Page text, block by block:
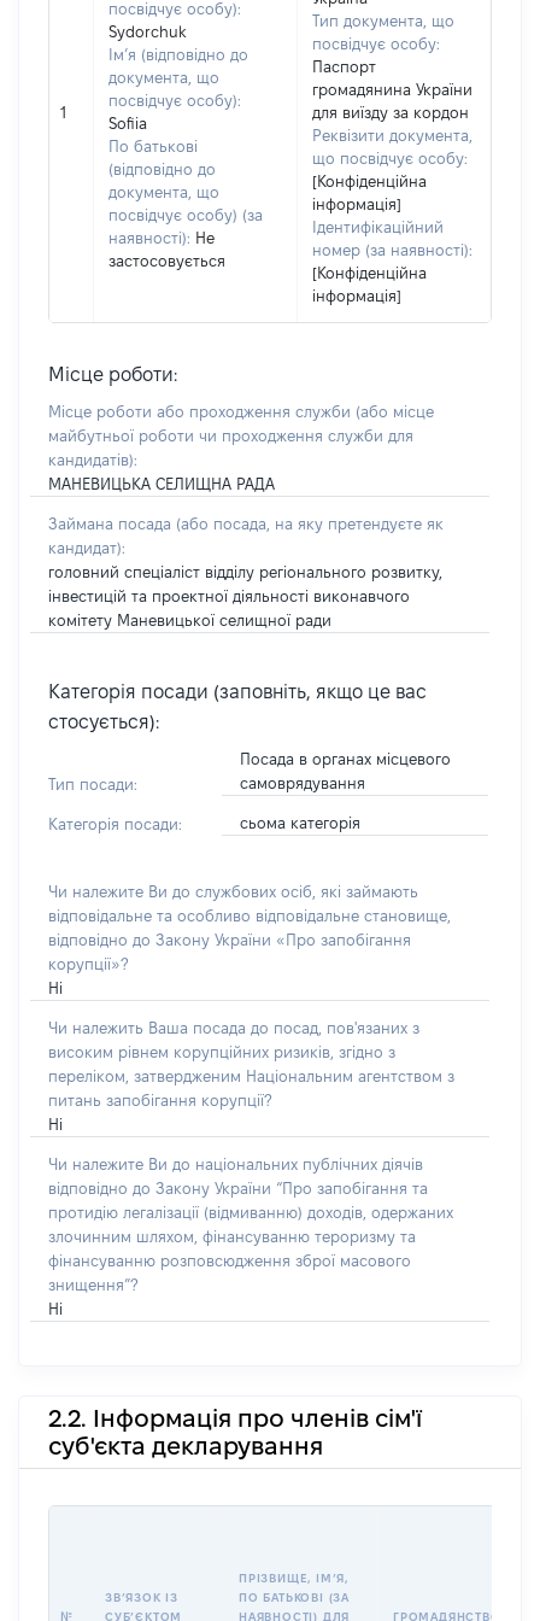
1
посвідчує особу):
Sydorchuk
Ім’я (відповідно до
документа, що
посвідчує особу):
Sofiia
По батькові
(відповідно до
документа, що
посвідчує особу) (за
наявності): Не
застосовується
Тип документа, що
посвідчує особу:
Паспорт
громадянина України
для виїзду за кордон
Реквізити документа,
що посвідчує особу:
[Конфіденційна
інформація]
Ідентифікаційний
номер (за наявності):
[Конфіденційна
інформація]
Місце роботи:
Місце роботи або проходження служби (або місце
майбутньої роботи чи проходження служби для
кандидатів):
МАНЕВИЦЬКА СЕЛИЩНА РАДА
Займана посада (або посада, на яку претендуєте як
кандидат):
головний спеціаліст відділу регіонального розвитку,
інвестицій та проектної діяльності виконавчого
комітету Маневицької селищної ради
Категорія посади (заповніть, якщо це вас
стосується):
Тип посади:
Посада в органах місцевого
самоврядування
Категорія посади: сьома категорія
Чи належите Ви до службових осіб, які займають
відповідальне та особливо відповідальне становище,
відповідно до Закону України «Про запобігання
корупції»?
Ні
Чи належить Ваша посада до посад, пов'язаних з
високим рівнем корупційних ризиків, згідно з
переліком, затвердженим Національним агентством з
питань запобігання корупції?
Ні
Чи належите Ви до національних публічних діячів
відповідно до Закону України “Про запобігання та
протидію легалізації (відмиванню) доходів, одержаних
злочинним шляхом, фінансуванню тероризму та
фінансуванню розповсюдження зброї масового
знищення”?
Ні
2.2. Інформація про членів сім'ї
суб'єкта декларування
№
ЗВʼЯЗОК ІЗ
СУБʼЄКТОМ
ПРІЗВИЩЕ, ІМʼЯ,
ПО БАТЬКОВІ (ЗА
НАЯВНОСТІ) ДЛЯ
ГРОМАДЯНСТВО